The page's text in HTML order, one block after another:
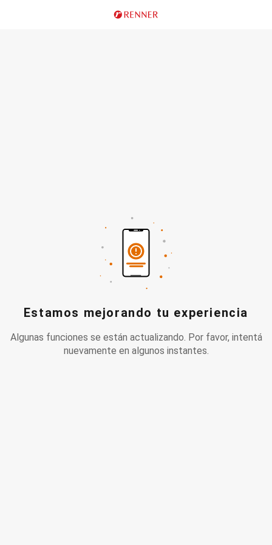
Estamos mejorando tu experiencia
Algunas funciones se están actualizando. Por favor, intentá
nuevamente en algunos instantes.